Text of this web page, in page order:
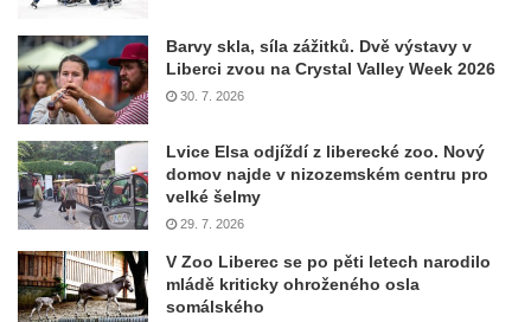
Barvy skla, síla zážitků. Dvě výstavy v
Liberci zvou na Crystal Valley Week 2026
30. 7. 2026
Lvice Elsa odjíždí z liberecké zoo. Nový
domov najde v nizozemském centru pro
velké šelmy
29. 7. 2026
V Zoo Liberec se po pěti letech narodilo
mládě kriticky ohroženého osla
somálského